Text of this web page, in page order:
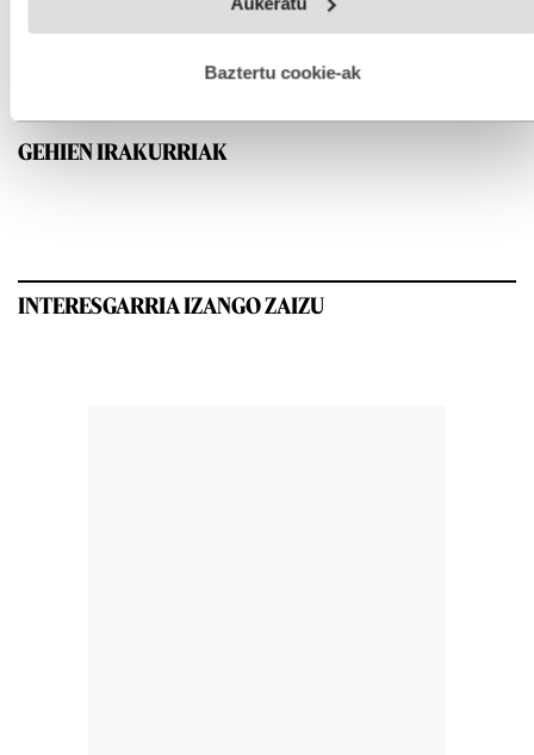
fitxategiak erabiltzen ditu. Zure esperientzia eta zerbitzuak
esplizitua ematen diguzu.Gehiago irakurri
Baztertu cookie-ak
GEHIEN IRAKURRIAK
INTERESGARRIA IZANGO ZAIZU